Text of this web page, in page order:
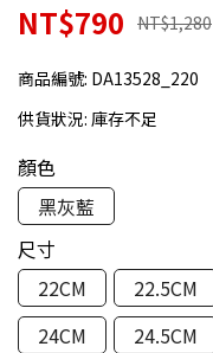
NT$790 NT$1,280
商品編號: DA13528_220
供貨狀況: 庫存不足
顏色
黑灰藍
尺寸
22CM
22.5CM
24CM
24.5CM